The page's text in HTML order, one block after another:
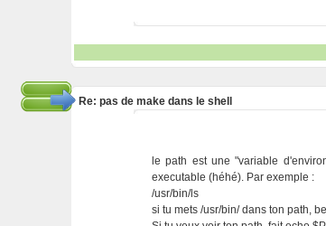
Re: pas de make dans le shell
le path est une "variable
executable (héhé). Par exemple :
/usr/bin/ls
si tu mets /usr/bin/ dans ton path,